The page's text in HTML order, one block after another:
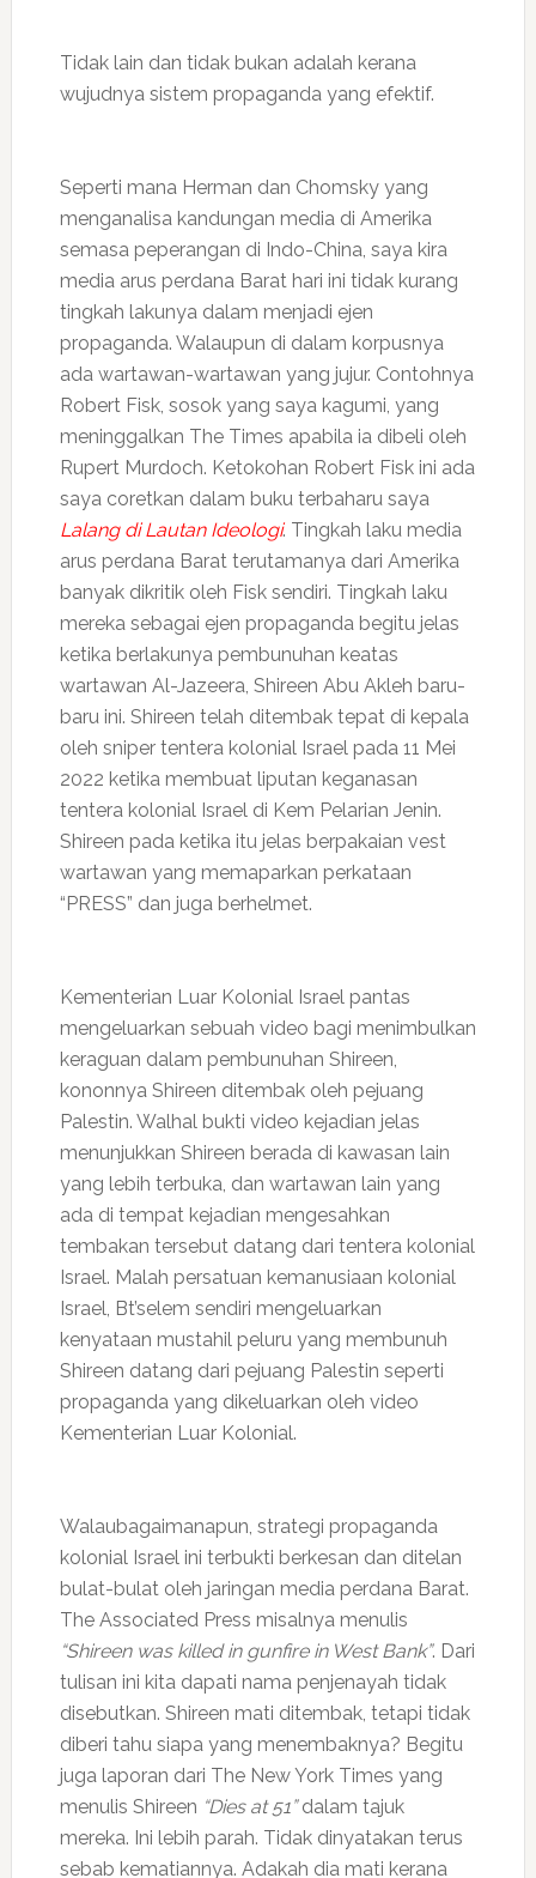
Tidak lain dan tidak bukan adalah kerana
wujudnya sistem propaganda yang efektif.
Seperti mana Herman dan Chomsky yang
menganalisa kandungan media di Amerika
semasa peperangan di Indo-China, saya kira
media arus perdana Barat hari ini tidak kurang
tingkah lakunya dalam menjadi ejen
propaganda. Walaupun di dalam korpusnya
ada wartawan-wartawan yang jujur. Contohnya
Robert Fisk, sosok yang saya kagumi, yang
meninggalkan The Times apabila ia dibeli oleh
Rupert Murdoch. Ketokohan Robert Fisk ini ada
saya coretkan dalam buku terbaharu saya
Lalang di Lautan Ideologi. Tingkah laku media
arus perdana Barat terutamanya dari Amerika
banyak dikritik oleh Fisk sendiri. Tingkah laku
mereka sebagai ejen propaganda begitu jelas
ketika berlakunya pembunuhan keatas
wartawan Al-Jazeera, Shireen Abu Akleh baru-
baru ini. Shireen telah ditembak tepat di kepala
oleh sniper tentera kolonial Israel pada 11 Mei
2022 ketika membuat liputan keganasan
tentera kolonial Israel di Kem Pelarian Jenin.
Shireen pada ketika itu jelas berpakaian vest
wartawan yang memaparkan perkataan
“PRESS” dan juga berhelmet.
Kementerian Luar Kolonial Israel pantas
mengeluarkan sebuah video bagi menimbulkan
keraguan dalam pembunuhan Shireen,
kononnya Shireen ditembak oleh pejuang
Palestin. Walhal bukti video kejadian jelas
menunjukkan Shireen berada di kawasan lain
yang lebih terbuka, dan wartawan lain yang
ada di tempat kejadian mengesahkan
tembakan tersebut datang dari tentera kolonial
Israel. Malah persatuan kemanusiaan kolonial
Israel, Bt’selem sendiri mengeluarkan
kenyataan mustahil peluru yang membunuh
Shireen datang dari pejuang Palestin seperti
propaganda yang dikeluarkan oleh video
Kementerian Luar Kolonial.
Walaubagaimanapun, strategi propaganda
kolonial Israel ini terbukti berkesan dan ditelan
bulat-bulat oleh jaringan media perdana Barat.
The Associated Press misalnya menulis
“Shireen was killed in gunfire in West Bank”. Dari
tulisan ini kita dapati nama penjenayah tidak
disebutkan. Shireen mati ditembak, tetapi tidak
diberi tahu siapa yang menembaknya? Begitu
juga laporan dari The New York Times yang
menulis Shireen “Dies at 51”dalam tajuk
mereka. Ini lebih parah. Tidak dinyatakan terus
sebab kematiannya. Adakah dia mati kerana